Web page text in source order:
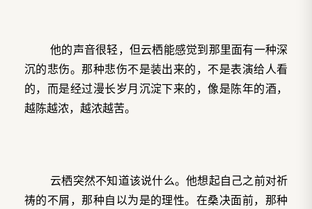
他的声音很轻，但云栖能感觉到那里面有一种深
沉的悲伤。那种悲伤不是装出来的，不是表演给人看
的，而是经过漫长岁月沉淀下来的，像是陈年的酒，
越陈越浓，越浓越苦。
云栖突然不知道该说什么。他想起自己之前对祈
祷的不屑，那种自以为是的理性。在桑决面前，那种